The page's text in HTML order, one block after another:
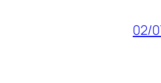
02/